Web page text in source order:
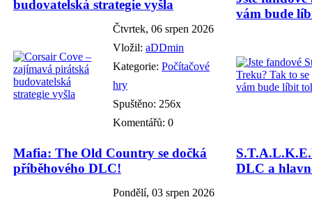
budovatelská strategie vyšla
Čtvrtek, 06 srpen 2026
Vložil: aDDmin
Kategorie: Počítačové
hry
Spuštěno: 256x
Komentářů: 0
vám bude
Mafia: The Old Country se dočká
příběhového DLC!
Pondělí, 03 srpen 2026
DLC a